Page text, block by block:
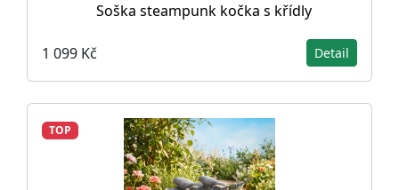
Soška steampunk kočka s křídly
1 099 Kč Detail
TOP